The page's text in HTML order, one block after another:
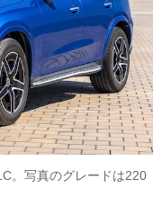
。写真のグレードは220